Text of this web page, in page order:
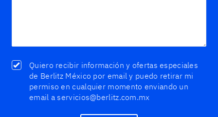
Quiero recibir información y ofertas especiales
de Berlitz México por email y puedo retirar mi
permiso en cualquier momento enviando un
email a servicios@berlitz.com.mx